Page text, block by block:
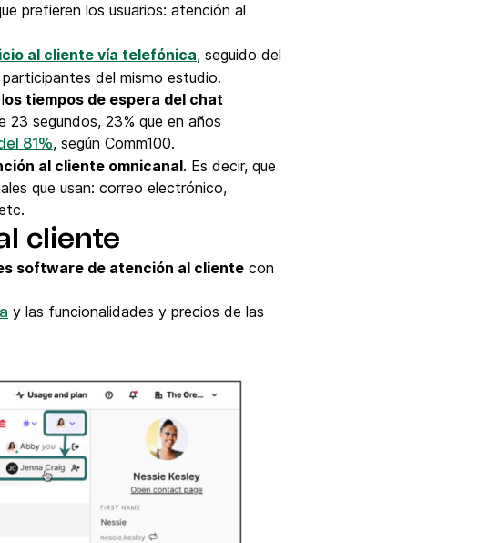
prefieren los usuarios: atención al
al cliente vía telefónica, seguido del
del mismo estudio.
os tiempos de espera del chat
segundos, 23% que en años
81%, según Comm100.
al cliente omnicanal. Es decir, que
que usan: correo electrónico,
cliente
software de atención al cliente con
y las funcionalidades y precios de las